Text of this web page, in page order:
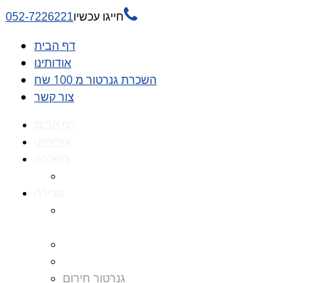
חייגו עכשיו052-7226221 
דף הבית
אודותינו
השכרת גנרטור מ 100 שח
צור קשר
גנרטור חירום